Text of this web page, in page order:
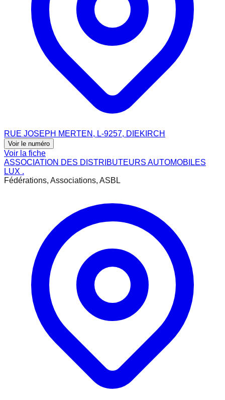
RUE JOSEPH MERTEN, L-9257, DIEKIRCH
Voir le numéro
Voir la fiche
ASSOCIATION DES DISTRIBUTEURS AUTOMOBILES
LUX .
Fédérations, Associations, ASBL